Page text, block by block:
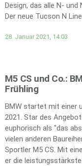
Design, das alle N-
Der neue Tucson N
28. Januar 2021, 14:03
M5 CS und Co.:
Frühling
BMW startet mit einer
2021. Star des
euphorisch als "das
vielen anderen
Sportler M5 CS. Mit
er die